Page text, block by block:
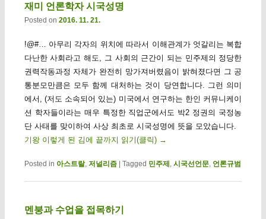
재미 언론학자 시국성명
Posted on 2016. 11. 21.
!@#… 아무리 각자의 위치에 따라서 이해관계가 엇갈리는 복합
다난한 사회라고 해도, 그 사회의 근간이 되는 민주제의 정당한
권력작동과정 자체가 완전히 망가져버렸음이 밝혀졌다면 그 공
통분모만큼은 모두 함께 대처하는 것이 당연합니다. 그런 의미
에서, (저도 소속되어 있는) 미국에서 연구하는 한인 커뮤니케이
션 학자들이라는 매우 특정한 직업군에서도 박2 정권의 국정농
단 사태를 맞이하여 사상 최초로 시국성명에 뜻을 모았습니다.
기왕 이렇게 된 김에 끝까지 읽기(클릭) →
Posted in 아스트랄, 저널리즘 | Tagged 민주제 시국선언문, 언론규범
멘붕과 수업을 접목하기